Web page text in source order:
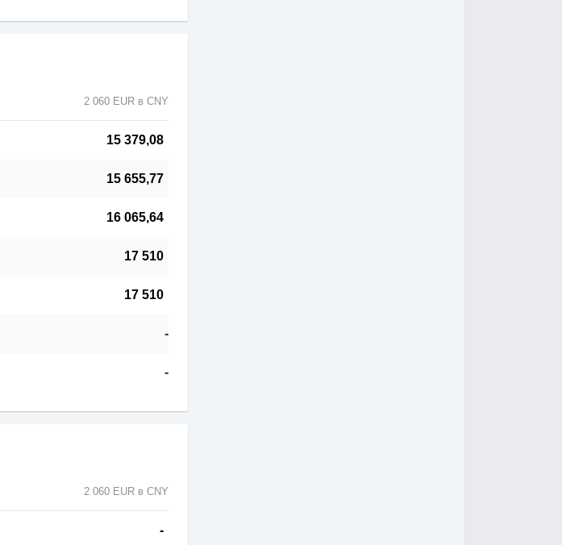
2 060 EUR в CNY
15 379,08
15 655,77
16 065,64
17 510
17 510
-
-
2 060 EUR в CNY
-